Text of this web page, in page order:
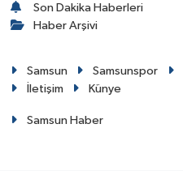
Son Dakika Haberleri
Haber Arşivi
Samsun Samsunspor
İletişim
Künye
Samsun Haber